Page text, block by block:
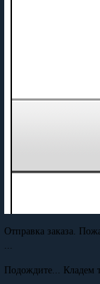
Отправка заказа.
...
Подождите... Кладем